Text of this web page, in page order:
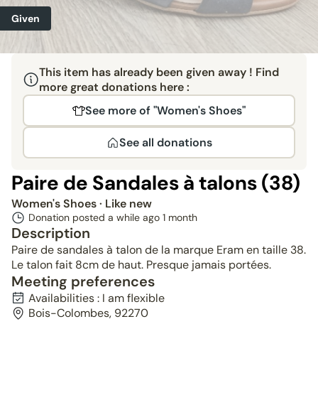
Given
This item has already been given away ! Find
more great donations here :
See more of "Women's Shoes"
See all donations
Paire de Sandales à talons (38)
Women's Shoes· Like new
Donation posted a while ago 1 month
Description
Paire de sandales à talon de la marque Eram en taille 38.
Le talon fait 8cm de haut. Presque jamais portées.
Meeting preferences
Availabilities : I am flexible
Bois-Colombes, 92270